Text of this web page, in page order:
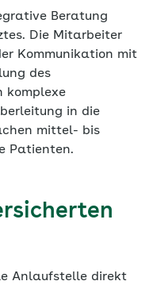
Beratung
Die Mitarbeiter
Kommunikation mit
des
komplexe
in die
mittel- bis
Patienten.
Anlaufstelle direkt